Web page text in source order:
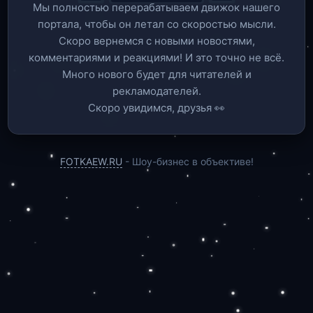
Мы полностью перерабатываем движок нашего
портала, чтобы он летал со скоростью мысли.
Скоро вернемся c новыми новостями,
комментариями и реакциями! И это точно не всё.
Много нового будет для читателей и
рекламодателей.
Скоро увидимся, друзья 👀
FOTKAEW.RU - Шоу-бизнес в объективе!